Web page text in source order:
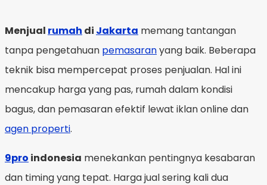
Menjual rumah di Jakarta memang tantangan
tanpa pengetahuan pemasaranyang baik. Beberapa
teknik bisa mempercepat proses penjualan. Hal ini
mencakup harga yang pas, rumah dalam kondisi
bagus, dan pemasaran efektif lewat iklan online dan
agen properti.
9pro indonesia menekankan pentingnya kesabaran
dan timing yang tepat. Harga jual sering kali dua